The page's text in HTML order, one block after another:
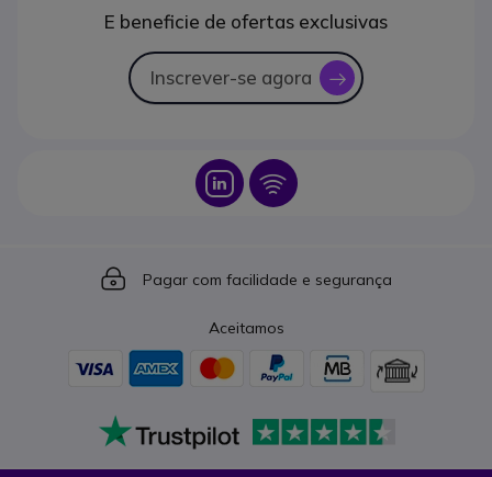
E beneficie de ofertas exclusivas
Inscrever-se agora icon
Icon Icon
Icon
Pagar com facilidade e segurança
Aceitamos